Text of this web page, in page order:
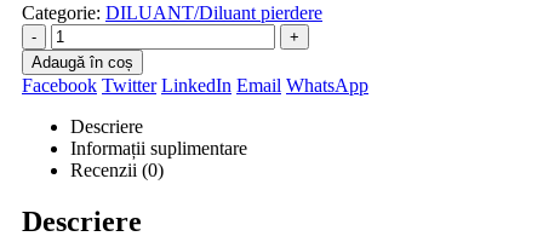
Categorie: DILUANT/Diluant pierdere
-
+
Adaugă în coș
Facebook Twitter LinkedIn Email WhatsApp
Descriere
Informații suplimentare
Recenzii (0)
Descriere